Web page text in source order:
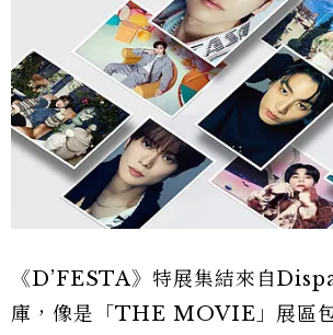
《D’FESTA》特展集結來自
庫，像是「THE MOVIE」展區